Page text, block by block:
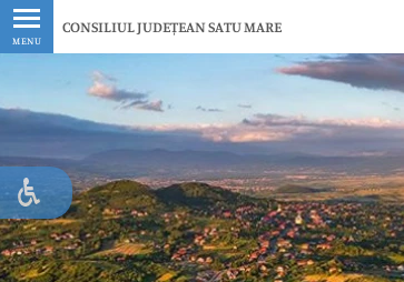
MENU
CONSILIUL JUDEȚEAN SATU MARE